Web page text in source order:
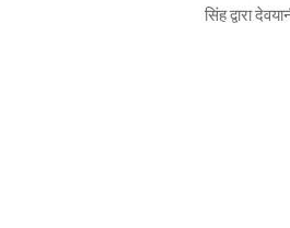
सिंह द्वारा